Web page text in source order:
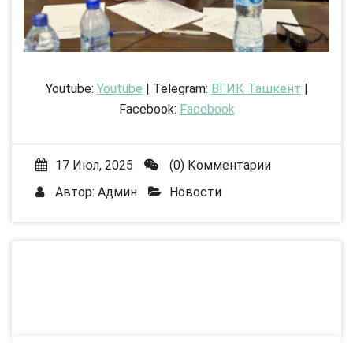
Youtube: Youtube | Telegram: ВГИК Ташкент |
Facebook: Facebook
17 Июл, 2025
(0) Комментарии
Автор: Админ Новости